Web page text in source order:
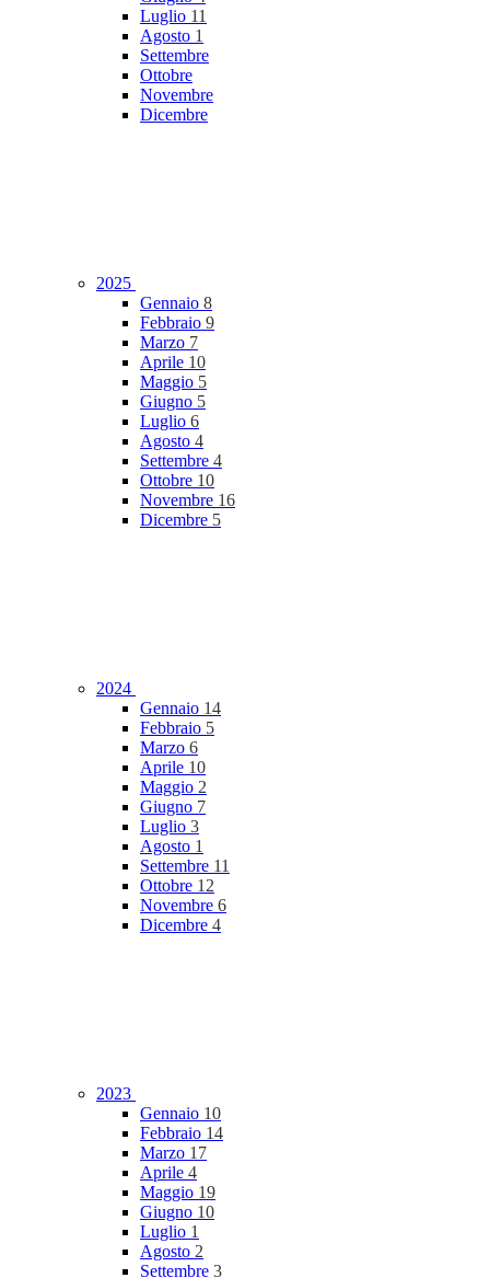
Luglio 11
Agosto 1
Settembre
Ottobre
Novembre
Dicembre
2025
Gennaio 8
Febbraio 9
Marzo 7
Aprile 10
Maggio 5
Giugno 5
Luglio 6
Agosto 4
Settembre 4
Ottobre 10
Novembre 16
Dicembre 5
2024
Gennaio 14
Febbraio 5
Marzo 6
Aprile 10
Maggio 2
Giugno 7
Luglio 3
Agosto 1
Settembre 11
Ottobre 12
Novembre 6
Dicembre 4
2023
Gennaio 10
Febbraio 14
Marzo 17
Aprile 4
Maggio 19
Giugno 10
Luglio 1
Agosto 2
Settembre 3